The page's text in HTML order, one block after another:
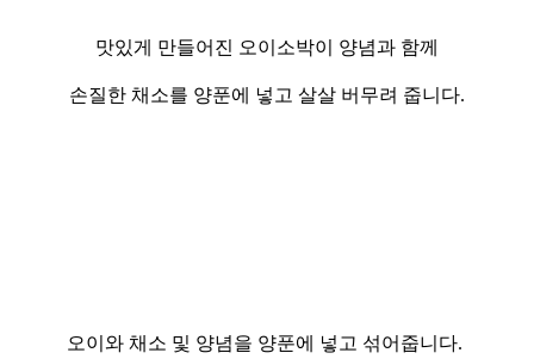
맛있게 만들어진 오이소박이 양념과 함께
손질한 채소를 양푼에 넣고 살살 버무려 줍니다.
오이와 채소 및 양념을 양푼에 넣고 섞어줍니다.